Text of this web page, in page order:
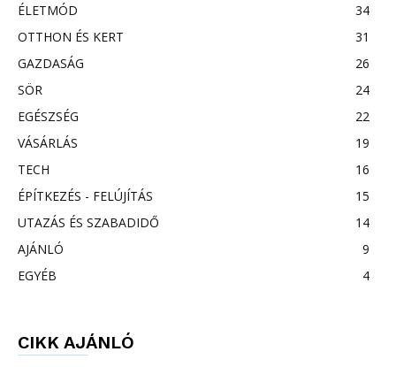
ÉLETMÓD
34
OTTHON ÉS KERT
31
GAZDASÁG
26
SÖR
24
EGÉSZSÉG
22
VÁSÁRLÁS
19
TECH
16
ÉPÍTKEZÉS - FELÚJÍTÁS
15
UTAZÁS ÉS SZABADIDŐ
14
AJÁNLÓ
9
EGYÉB
4
CIKK AJÁNLÓ